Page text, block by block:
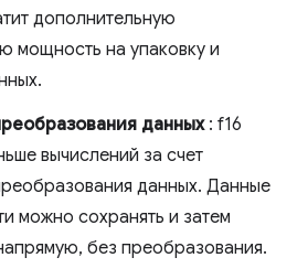
дополнительную
мощность на упаковку и
данных: f16
вычислений за счет
данных. Данные
можно сохранять и затем
без преобразования.